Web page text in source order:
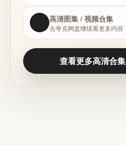
高清图集 / 视频合集
去夸克网盘继续看更多内容
查看更多高清合集